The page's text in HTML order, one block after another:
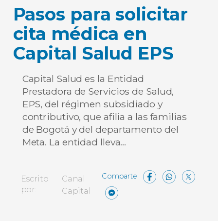
Pasos para solicitar
cita médica en
Capital Salud EPS
Capital Salud es la Entidad
Prestadora de Servicios de Salud,
EPS, del régimen subsidiado y
contributivo, que afilia a las familias
de Bogotá y del departamento del
Meta. La entidad lleva…
Escrito
por:
Canal
Capital